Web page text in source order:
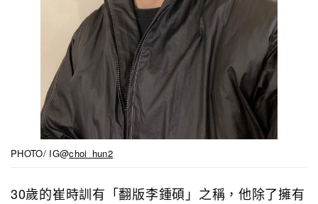
PHOTO/ IG@choi_hun2
30歲的崔時訓有「翻版李鍾碩」之稱，他除了擁有